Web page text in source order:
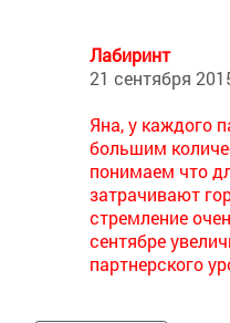
Лабиринт
21 сентября
Яна, у каждого
большим
понимаем что
затрачивают
стремление
сентябре
партнерского